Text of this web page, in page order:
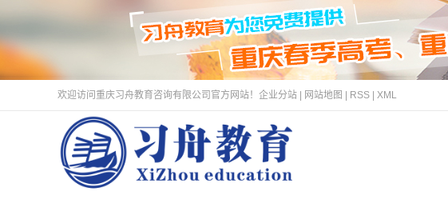
欢迎访问重庆习舟教育咨询有限公司官方网站！ 企业分站 网站地图 RSS XML